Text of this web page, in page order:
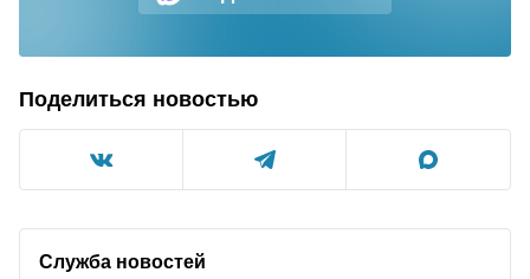
Поделиться новостью
Служба новостей